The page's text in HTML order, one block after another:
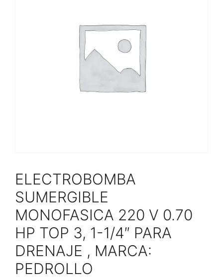
ELECTROBOMBA
SUMERGIBLE
MONOFASICA 220 V 0.70
HP TOP 3, 1-1/4″ PARA
DRENAJE , MARCA:
PEDROLLO